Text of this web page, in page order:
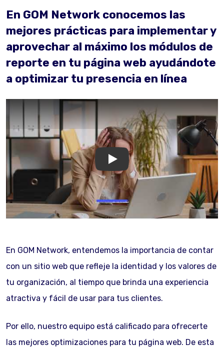
En GOM Network conocemos las
mejores prácticas para implementar y
aprovechar al máximo los módulos de
reporte en tu página web ayudándote
a optimizar tu presencia en línea
GOM Network
En GOM Network, entendemos la importancia de contar
con un sitio web que refleje la identidad y los valores de
tu organización, al tiempo que brinda una experiencia
atractiva y fácil de usar para tus clientes.
Por ello, nuestro equipo está calificado para ofrecerte
las mejores optimizaciones para tu página web. De esta